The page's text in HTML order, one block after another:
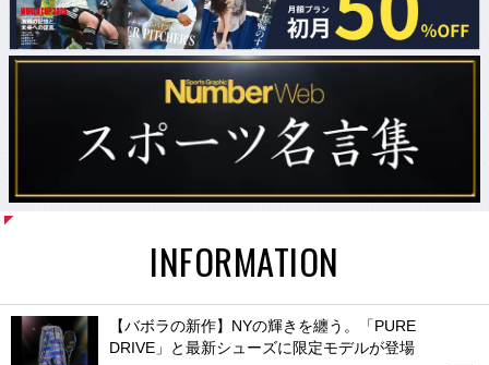
INFORMATION
【バボラの新作】NYの輝きを纏う。「PURE
DRIVE」と最新シューズに限定モデルが登場